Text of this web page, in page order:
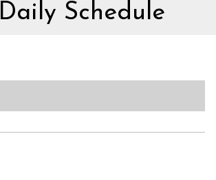
Daily Schedule